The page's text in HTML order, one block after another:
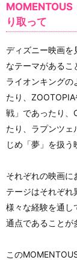
MOMENTOUS
り取って
ディズニー映画を
なテーマがあるこ
ライオンキングの
たり、
戦」であったり、
たり、ラプンツェ
じめ「夢」を扱う
それぞれの映画に
テージはそれぞれ
様々な経験を通し
通点であることが
この